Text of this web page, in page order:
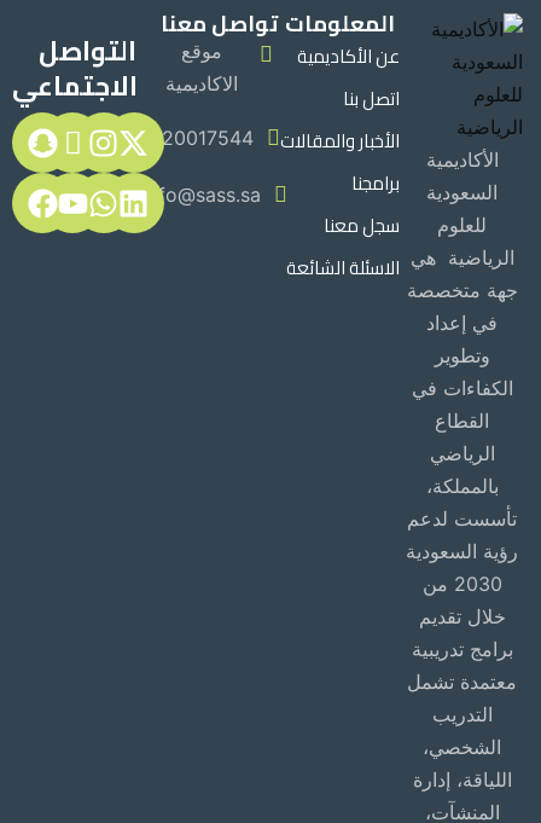
الأكاديمية
السعودية
للعلوم
الرياضية هي
جهة متخصصة
في إعداد
وتطوير
الكفاءات في
القطاع
الرياضي
بالمملكة،
تأسست لدعم
رؤية السعودية
2030 من
خلال تقديم
برامج تدريبية
معتمدة تشمل
التدريب
الشخصي،
اللياقة، إدارة
المنشآت،
المعلومات
عن الأكاديمية
اتصل بنا
الأخبار والمقالات
برامجنا
سجل معنا
الاسئلة الشائعة
تواصل معنا
موقع
الاكاديمية
920017544
Info@sass.sa
التواصل
الاجتماعي